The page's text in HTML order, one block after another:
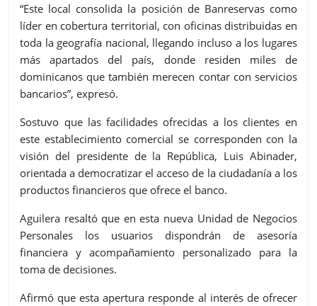
“Este local consolida la posición de Banreservas como
líder en cobertura territorial, con oficinas distribuidas en
toda la geografía nacional, llegando incluso a los lugares
más apartados del país, donde residen miles de
dominicanos que también merecen contar con servicios
bancarios”, expresó.
Sostuvo que las facilidades ofrecidas a los clientes en
este establecimiento comercial se corresponden con la
visión del presidente de la República, Luis Abinader,
orientada a democratizar el acceso de la ciudadanía a los
productos financieros que ofrece el banco.
Aguilera resaltó que en esta nueva Unidad de Negocios
Personales los usuarios dispondrán de asesoría
financiera y acompañamiento personalizado para la
toma de decisiones.
Afirmó que esta apertura responde al interés de ofrecer